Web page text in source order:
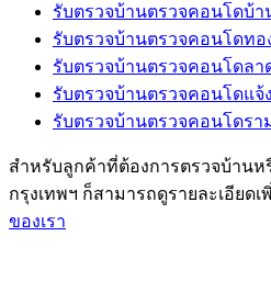
รับตรวจบ้านตรวจคอนโดบ้า
รับตรวจบ้านตรวจคอนโดทอ
รับตรวจบ้านตรวจคอนโดลา
รับตรวจบ้านตรวจคอนโดแจ้
รับตรวจบ้านตรวจคอนโดรา
สำหรับลูกค้าที่ต้องการตรวจบ้าน
กรุงเทพฯ ก็สามารถดูรายละเอียดเ
ของเรา